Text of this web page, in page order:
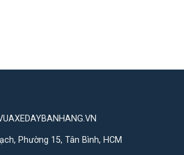
Phường 15, Tân Bình, HCM